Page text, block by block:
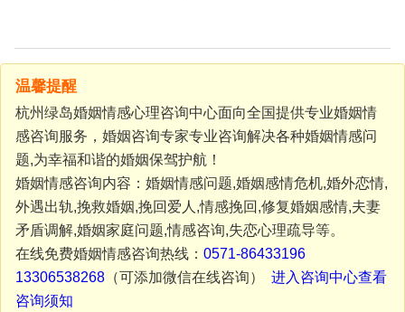
温馨提醒
杭州绿岛婚姻情感心理咨询中心面向全国提供专业婚姻情
感咨询服务，婚姻咨询专家专业咨询解决各种婚姻情感问
题,为幸福和谐的婚姻保驾护航！
婚姻情感咨询内容：婚姻情感问题,婚姻感情危机,婚外恋情,
外遇出轨,挽救婚姻,挽回爱人,情感挽回,修复婚姻感情,夫妻
矛盾调解,婚姻家庭问题,情感咨询,失恋心理疏导等。
在线免费婚姻情感咨询热线： 0571-86433196
13306538268（可添加微信在线咨询） 进入咨询中心查看
咨询须知